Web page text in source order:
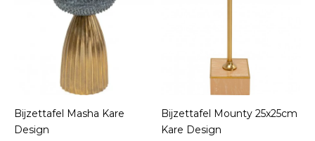
Bijzettafel Masha Kare
Design
Bijzettafel Mounty 25x25cm
Kare Design